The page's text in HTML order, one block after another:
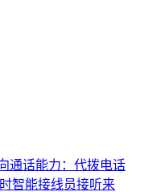
通话能力：代拨电话
智能接线员接听来